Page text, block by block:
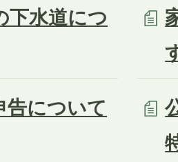
下水道につ
告について